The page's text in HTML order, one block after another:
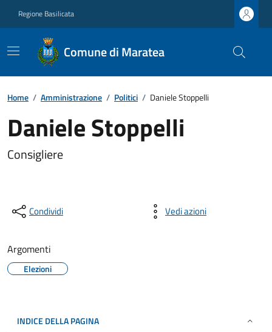
Regione Basilicata
Comune di Maratea
Home / Amministrazione / Politici / Daniele Stoppelli
Daniele Stoppelli
Consigliere
Condividi Vedi azioni
Argomenti
Elezioni
INDICE DELLA PAGINA